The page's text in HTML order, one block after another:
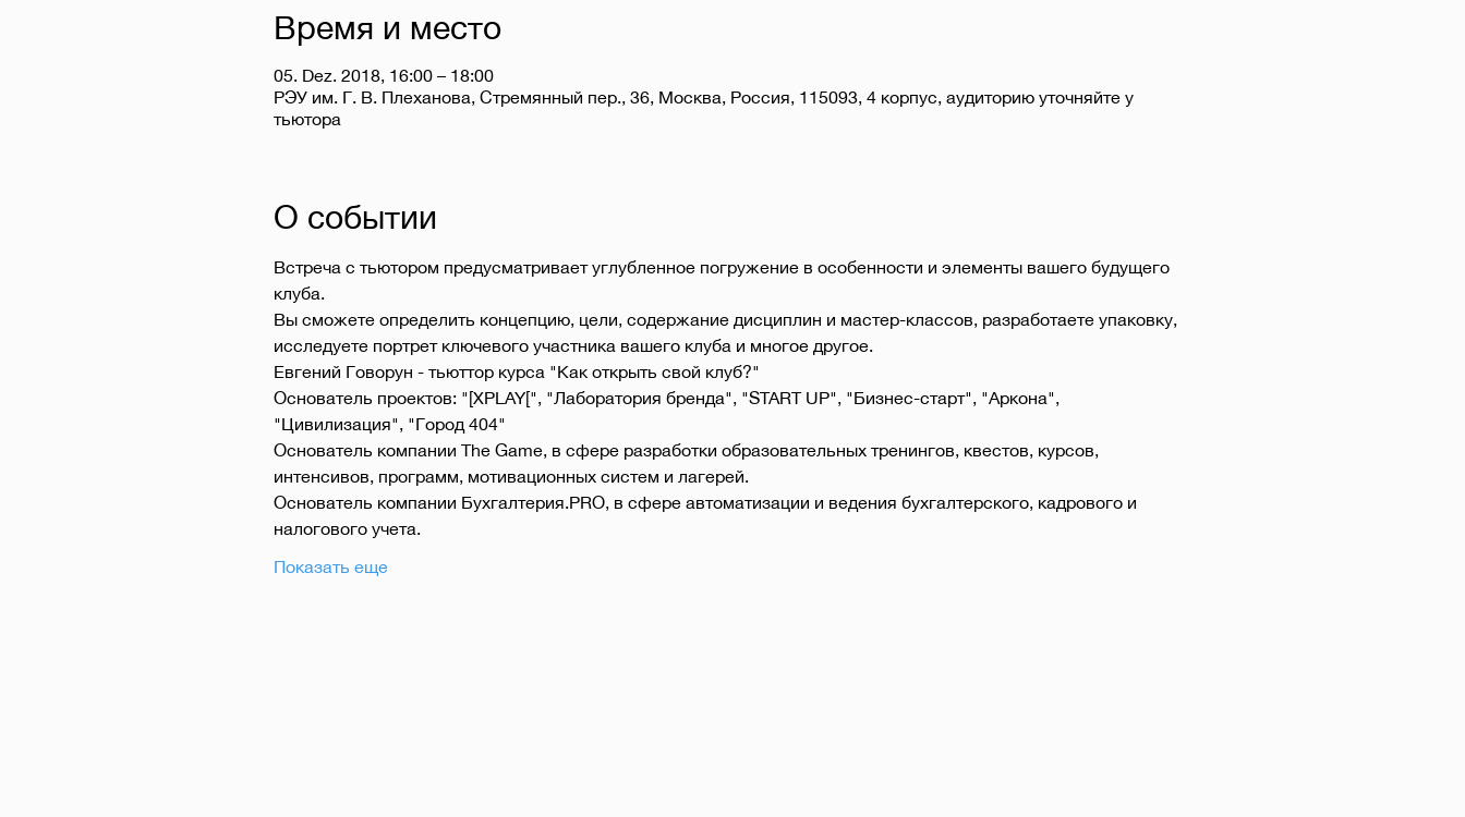
Время и место
05. Dez. 2018, 16:00 – 18:00
РЭУ им. Г. В. Плеханова, Стремянный пер., 36, Москва, Россия, 115093, 4 корпус, аудиторию уточняйте у
тьютора
О событии
Встреча с тьютором предусматривает углубленное погружение в особенности и элементы вашего будущего
клуба.
Вы сможете определить концепцию, цели, содержание дисциплин и мастер-классов, разработаете упаковку,
исследуете портрет ключевого участника вашего клуба и многое другое.
Евгений Говорун - тьюттор курса "Как открыть свой клуб?"
Основатель проектов: "[XPLAY[", "Лаборатория бренда", "START UP", "Бизнес-старт", "Аркона",
"Цивилизация", "Город 404"
Основатель компании The Game, в сфере разработки образовательных тренингов, квестов, курсов,
интенсивов, программ, мотивационных систем и лагерей.
Основатель компании Бухгалтерия.PRO, в сфере автоматизации и ведения бухгалтерского, кадрового и
налогового учета.
Показать еще